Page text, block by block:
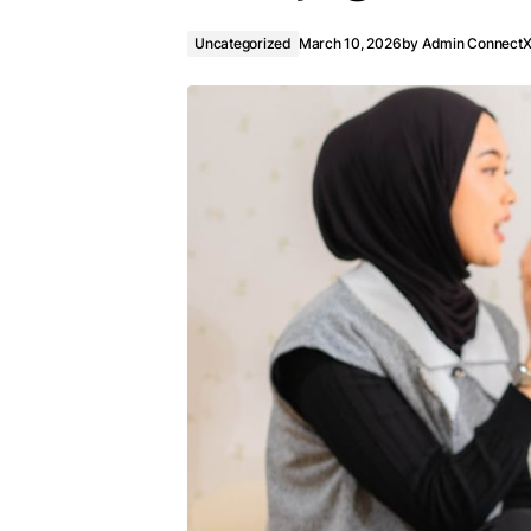
Uncategorized March 10, 2026by Admin ConnectX